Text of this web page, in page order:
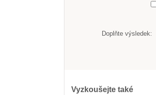
Doplňte výsledek:
Vyzkoušejte také